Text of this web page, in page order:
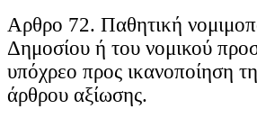
Αρθρο 72. Παθητική
Δημοσίου ή του νομικού
υπόχρεο προς ικανοποίηση
άρθρου αξίωσης.